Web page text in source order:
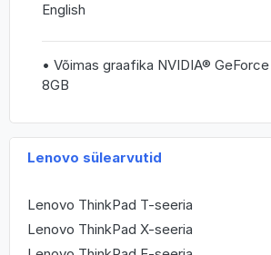
Lenovo sülearvutid
Lenovo ThinkPad T-seeria
Lenovo ThinkPad X-seeria
English
• Võimas graafika NVIDIA®
8GB